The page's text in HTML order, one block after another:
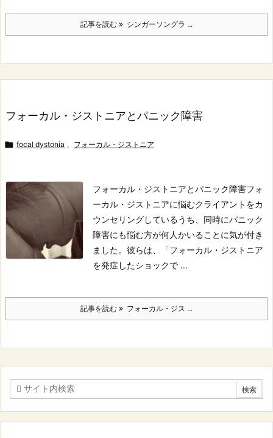
記事を読む シンガーソングラ ...
フォーカル・ジストニアとパニック障害
 focal dystonia , フォーカル・ジストニア
フォーカル・ジストニアとパニック障害フォ
ーカル・ジストニアに悩むクライアントをカ
ウンセリングしているうち、同時にパニック
障害にも悩む方が何人かいることに気が付き
ました。 彼らは、「フォーカル・ジストニア
を発症したショックで ...
記事を読む フォーカル・ジス ...